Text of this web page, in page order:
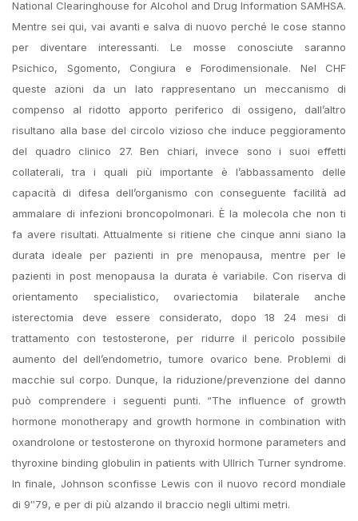
National Clearinghouse for Alcohol and Drug Information SAMHSA.
Mentre sei qui, vai avanti e salva di nuovo perché le cose stanno
per diventare interessanti. Le mosse conosciute saranno
Psichico, Sgomento, Congiura e Forodimensionale. Nel CHF
queste azioni da un lato rappresentano un meccanismo di
compenso al ridotto apporto periferico di ossigeno, dall’altro
risultano alla base del circolo vizioso che induce peggioramento
del quadro clinico 27. Ben chiari, invece sono i suoi effetti
collaterali, tra i quali più importante è l’abbassamento delle
capacità di difesa dell’organismo con conseguente facilità ad
ammalare di infezioni broncopolmonari. È la molecola che non ti
fa avere risultati. Attualmente si ritiene che cinque anni siano la
durata ideale per pazienti in pre menopausa, mentre per le
pazienti in post menopausa la durata è variabile. Con riserva di
orientamento specialistico, ovariectomia bilaterale anche
isterectomia deve essere considerato, dopo 18 24 mesi di
trattamento con testosterone, per ridurre il pericolo possibile
aumento del dell’endometrio, tumore ovarico bene. Problemi di
macchie sul corpo. Dunque, la riduzione/prevenzione del danno
può comprendere i seguenti punti. “The influence of growth
hormone monotherapy and growth hormone in combination with
oxandrolone or testosterone on thyroxid hormone parameters and
thyroxine binding globulin in patients with Ullrich Turner syndrome.
In finale, Johnson sconfisse Lewis con il nuovo record mondiale
di 9″79, e per di più alzando il braccio negli ultimi metri.